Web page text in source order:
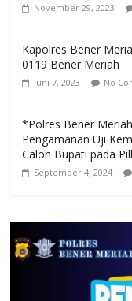
November 29, 2023
Kapolres Bener
0119 Bener Meriah
Juni 7, 2023 No
*Polres Bener
Pengamanan Uji
Calon Bupati pada
September 4, 2024